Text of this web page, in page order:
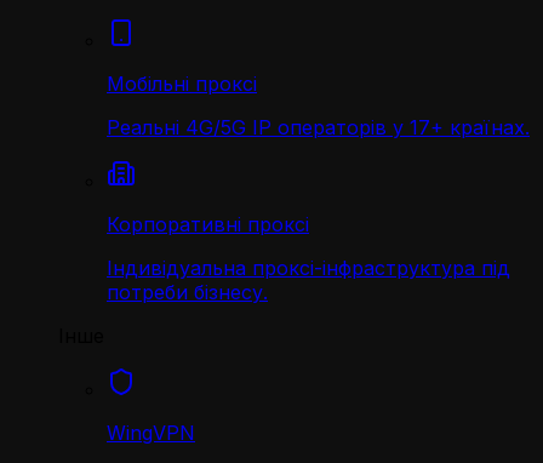
Мобільні проксі
Реальні 4G/5G IP операторів у 17+ країнах.
Корпоративні проксі
Індивідуальна проксі-інфраструктура під
потреби бізнесу.
WingVPN